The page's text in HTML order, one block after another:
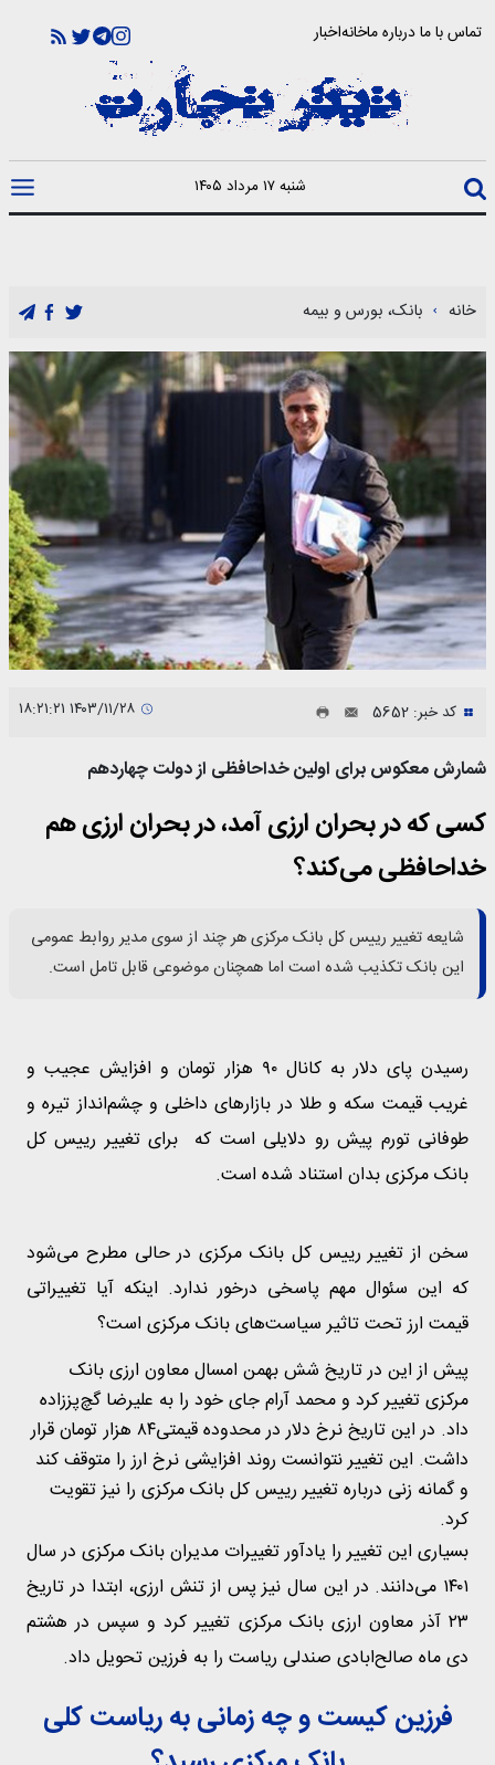
تماس با مادرباره ماخانهاخبار
شنبه ۱۷ مرداد ۱۴۰۵
خانه بانک، بورس و بیمه
کد خبر: 5652
شمارش معکوس برای اولین خداحافظی از دولت چهاردهم
کسی که در بحران ارزی آمد، در بحران ارزی هم
خداحافظی می‌کند؟
شایعه تغییر رییس کل بانک مرکزی هر چند از سوی مدیر روابط عمومی
این بانک تکذیب شده است اما همچنان موضوعی قابل تامل است.
رسیدن پای دلار به کانال ۹۰ هزار تومان و افزایش عجیب و
غریب قیمت سکه و طلا در بازارهای داخلی و چشم‌انداز تیره و
طوفانی تورم پیش رو دلایلی است که برای تغییر رییس کل
بانک مرکزی بدان استناد شده است.
سخن از تغییر رییس کل بانک مرکزی در حالی مطرح می‌شود
که این سئوال مهم پاسخی درخور ندارد. این‎که آیا تغییراتی
قیمت ارز تحت تاثیر سیاست‌های بانک مرکزی است؟
پیش از این در تاریخ شش بهمن امسال معاون ارزی بانک
مرکزی تغییر کرد و محمد آرام جای خود را به علیرضا گچ‌پززاده
داد. در این تاریخ نرخ دلار در محدوده قیمتی۸۴ هزار تومان قرار
داشت. این تغییر نتوانست روند افزایشی نرخ ارز را متوقف کند
و گمانه زنی درباره تغییر رییس کل بانک مرکزی را نیز تقویت
کرد.
بسیاری این تغییر را یادآور تغییرات مدیران بانک مرکزی در سال
۱۴۰۱ می‌دانند. در این سال نیز پس از تنش ارزی، ابتدا در تاریخ
۲۳ آذر معاون ارزی بانک مرکزی تغییر کرد و سپس در هشتم
دی ماه صالح‌ابادی صندلی ریاست را به فرزین تحویل داد.
فرزین کیست و چه زمانی به ریاست کلی